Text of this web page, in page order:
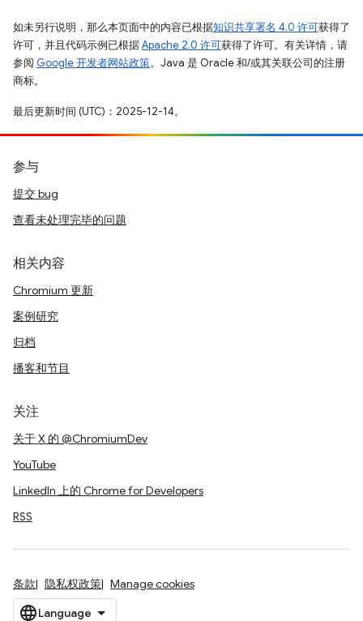
如未另行说明，那么本页面中的内容已根据知识共享署名 4.0 许可获得了
许可，并且代码示例已根据Apache 2.0 许可获得了许可。有关详情，请
参阅 Google 开发者网站政策。Java 是 Oracle 和/或其关联公司的注册
商标。
最后更新时间 (UTC)：2025-12-14。
参与
提交 bug
查看未处理完毕的问题
相关内容
Chromium 更新
案例研究
归档
播客和节目
关注
关于 X 的 @ChromiumDev
YouTube
LinkedIn 上的 Chrome for Developers
RSS
条款 隐私权政策 Manage cookies